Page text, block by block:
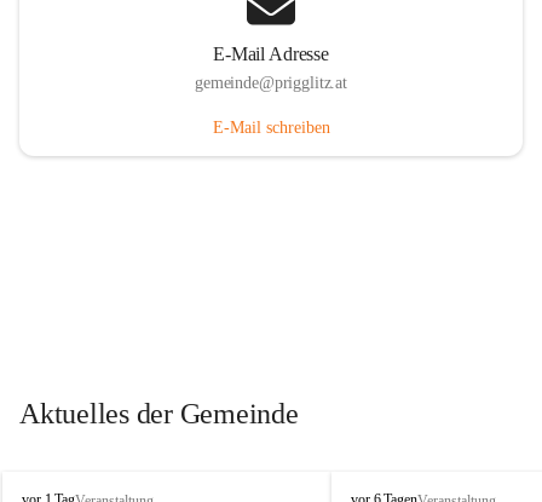
E-Mail Adresse
gemeinde@prigglitz.at
E-Mail schreiben
Aktuelles der Gemeinde